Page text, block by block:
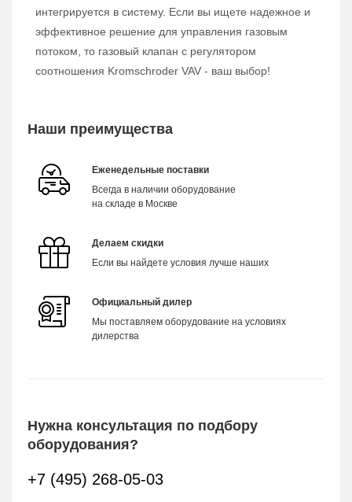
интегрируется в систему. Если вы ищете надежное и
эффективное решение для управления газовым
потоком, то газовый клапан с регулятором
соотношения Kromschroder VAV - ваш выбор!
Наши преимущества
Еженедельные поставки
Всегда в наличии оборудование
на складе в Москве
Делаем скидки
Если вы найдете условия лучше наших
Официальный дилер
Мы поставляем оборудование на условиях
дилерства
Нужна консультация по подбору
оборудования?
+7 (495) 268-05-03